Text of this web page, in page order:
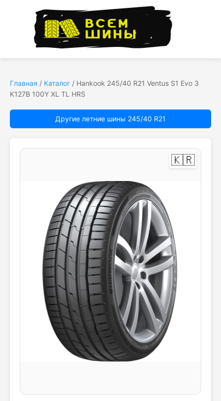
Главная / Каталог / Hankook 245/40 R21 Ventus S1 Evo 3
K127B 100Y XL TL HRS
Другие летние шины 245/40 R21
🇰🇷